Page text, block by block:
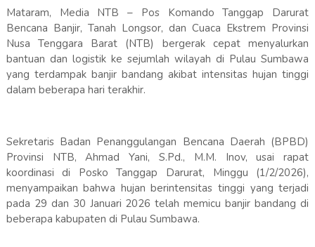
Mataram, Media NTB – Pos Komando Tanggap Darurat
Bencana Banjir, Tanah Longsor, dan Cuaca Ekstrem Provinsi
Nusa Tenggara Barat (NTB) bergerak cepat menyalurkan
bantuan dan logistik ke sejumlah wilayah di Pulau Sumbawa
yang terdampak banjir bandang akibat intensitas hujan tinggi
dalam beberapa hari terakhir.
Sekretaris Badan Penanggulangan Bencana Daerah (BPBD)
Provinsi NTB, Ahmad Yani, S.Pd., M.M. Inov, usai rapat
koordinasi di Posko Tanggap Darurat, Minggu (1/2/2026),
menyampaikan bahwa hujan berintensitas tinggi yang terjadi
pada 29 dan 30 Januari 2026 telah memicu banjir bandang di
beberapa kabupaten di Pulau Sumbawa.